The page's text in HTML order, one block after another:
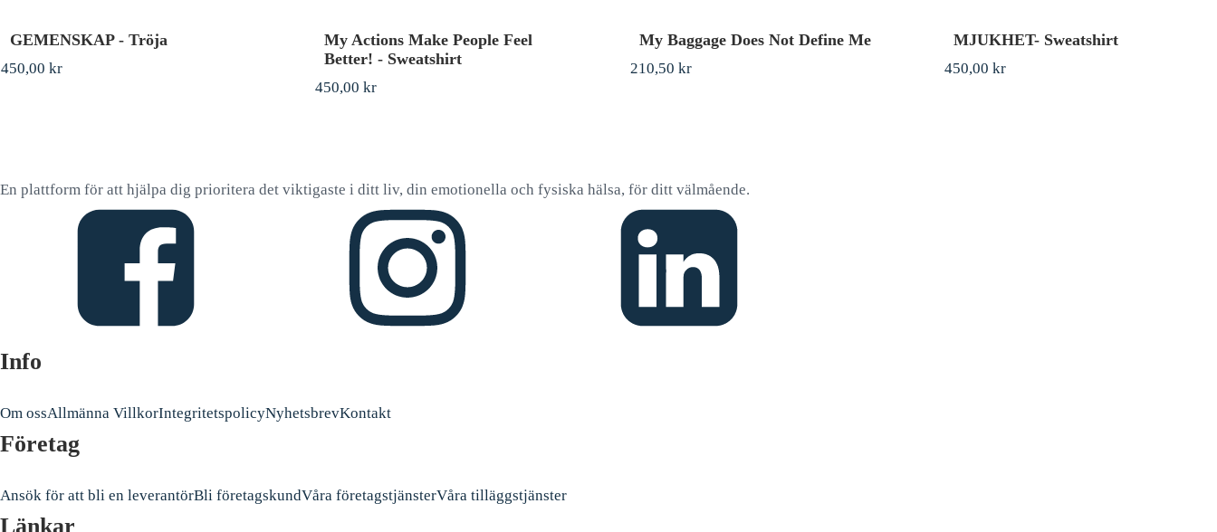
GEMENSKAP - Tröja
450,00 kr
My Actions Make People Feel
Better! - Sweatshirt
450,00kr
My Baggage Does Not Define Me
210,50 kr
MJUKHET- Sweatshirt
450,00kr
En plattform för att hjälpa dig prioritera det viktigaste i ditt liv, din emotionella och fysiska hälsa, för ditt välmående.
Info
Om ossAllmänna VillkorIntegritetspolicyNyhetsbrevKontakt
Företag
Ansök för att bli en leverantörBli företagskundVåra företagstjänsterVåra tilläggstjänster
Länkar